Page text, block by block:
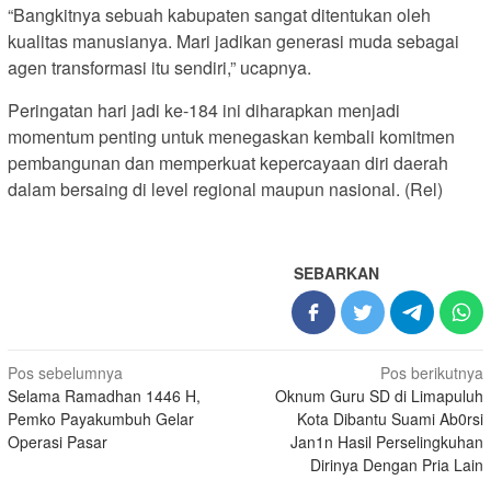
“Bangkitnya sebuah kabupaten sangat ditentukan oleh
kualitas manusianya. Mari jadikan generasi muda sebagai
agen transformasi itu sendiri,” ucapnya.
Peringatan hari jadi ke-184 ini diharapkan menjadi
momentum penting untuk menegaskan kembali komitmen
pembangunan dan memperkuat kepercayaan diri daerah
dalam bersaing di level regional maupun nasional. (Rel)
SEBARKAN
Navigasi
pos
Pos sebelumnya
Selama Ramadhan 1446 H,
Pemko Payakumbuh Gelar
Operasi Pasar
Pos berikutnya
Oknum Guru SD di Limapuluh
Kota Dibantu Suami Ab0rsi
Jan1n Hasil Perselingkuhan
Dirinya Dengan Pria Lain